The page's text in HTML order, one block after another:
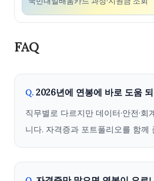
FAQ
Q. 2026년에 연봉에 바로 도움
직무별로 다르지만 데이터·안전·회
니다. 자격증과 포트폴리오를 함께